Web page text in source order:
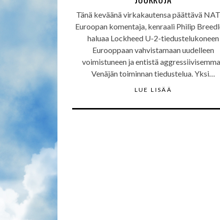
Tänä keväänä virkakautensa päättävä
Euroopan komentaja, kenraali Philip
haluaa Lockheed U-2-tiedustelukoneen
Eurooppaan vahvistamaan uudelleen
voimistuneen ja entistä
Venäjän toiminnan tiedustelua. Yksi…
LUE LISÄÄ